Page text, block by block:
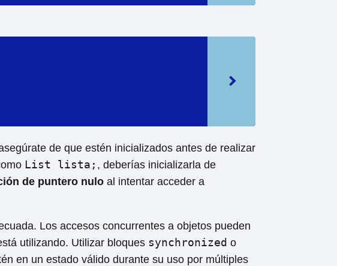
de que estén inicializados antes de realizar
List lista; , deberías inicializarla de
de puntero nulo al intentar acceder a
Los accesos concurrentes a objetos pueden
utilizando. Utilizar bloques synchronized o
en un estado válido durante su uso por múltiples